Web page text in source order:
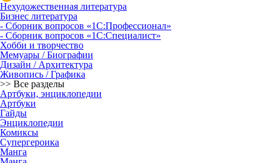
Нехудожественная литература
Бизнес литература
- Сборник вопросов «1С:Профессионал»
- Сборник вопросов «1С:Специалист»
Хобби и творчество
Мемуары / Биографии
Дизайн / Архитектура
Живопись / Графика
>> Все разделы
Артбуки, энциклопедии
Артбуки
Гайды
Энциклопедии
Комиксы
Супергероика
Манга